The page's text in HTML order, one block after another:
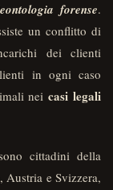
forense.
un conflitto di
dei clienti
in ogni caso
nei casi legali
cittadini della
Austria e Svizzera,